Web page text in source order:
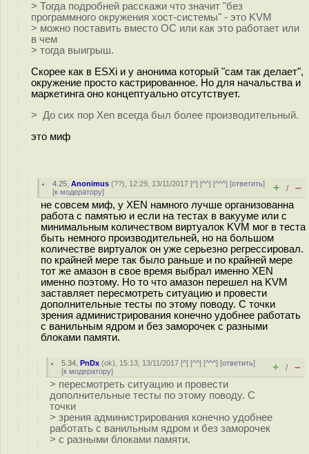
> Тогда подробней расскажи что значит "без
программного окружения хост-системы" - это KVM
> можно поставить вместо ОС или как это работает или
в чем
> тогда выигрыш.
Скорее как в ESXi и у анонима который "сам так делает",
окружение просто кастрированное. Но для начальства и
маркетинга оно концептуально отсутствует.
> До сих пор Xen всегда был более производительный.
это миф
4.25 ,Anonimus (??), 12:29, 13/11/2017 [^] [^^] [^^^] [ответить]
[к модератору] + / –
не совсем миф, у XEN намного лучше организованна
работа с памятью и если на тестах в вакууме или с
минимальным количеством виртуалок KVM мог в теста
быть немного производительней, но на большом
количестве виртуалок он уже серьезно регрессировал.
по крайней мере так было раньше и по крайней мере
тот же амазон в свое время выбрал именно XEN
именно поэтому. Но то что амазон перешел на KVM
заставляет пересмотреть ситуацию и провести
дополнительные тесты по этому поводу. С точки
зрения администрирования конечно удобнее работать
с ванильным ядром и без заморочек с разными
блоками памяти.
5.34 ,PnDx (ok), 15:13, 13/11/2017 [^] [^^] [^^^] [ответить]
[к модератору] + / –
> пересмотреть ситуацию и провести
дополнительные тесты по этому поводу. С
точки
> зрения администрирования конечно удобнее
работать с ванильным ядром и без заморочек
> с разными блоками памяти.